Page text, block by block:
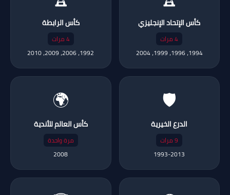
كأس الإتحاد الإنجليزي
1994، 1996، 1999، 2004
كأس الرابطة
1992، 2006، 2009، 2010
🛡️
الدرع الخيرية
1993-2013
🌍
كأس العالم للأندية
مرة واحدة
2008